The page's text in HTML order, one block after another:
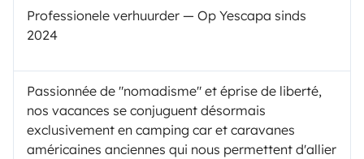
Professionele verhuurder — Op Yescapa sinds
2024
Passionnée de "nomadisme" et éprise de liberté,
nos vacances se conjuguent désormais
exclusivement en camping car et caravanes
américaines anciennes qui nous permettent d'allier